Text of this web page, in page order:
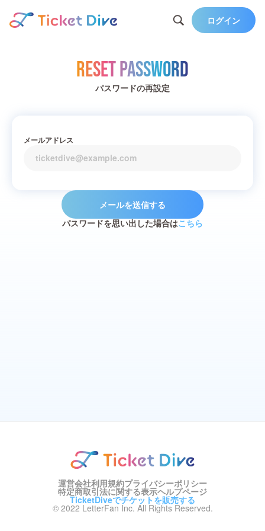
ログイン
Reset Password
パスワードの再設定
メールアドレス
メールを送信する
パスワードを思い出した場合はこちら
運営会社利用規約プライバシーポリシー
特定商取引法に関する表示ヘルプページ
TicketDiveでチケットを販売する
© 2022 LetterFan Inc. All Rights Reserved.